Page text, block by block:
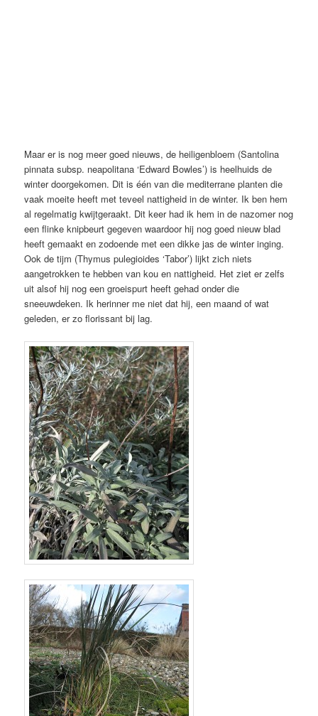
Maar er is nog meer goed nieuws, de heiligenbloem (Santolina
pinnata subsp. neapolitana ‘Edward Bowles’) is heelhuids de
winter doorgekomen. Dit is één van die mediterrane planten die
vaak moeite heeft met teveel nattigheid in de winter. Ik ben hem
al regelmatig kwijtgeraakt. Dit keer had ik hem in de nazomer nog
een flinke knipbeurt gegeven waardoor hij nog goed nieuw blad
heeft gemaakt en zodoende met een dikke jas de winter inging.
Ook de tijm (Thymus pulegioides ‘Tabor’) lijkt zich niets
aangetrokken te hebben van kou en nattigheid. Het ziet er zelfs
uit alsof hij nog een groeispurt heeft gehad onder die
sneeuwdeken. Ik herinner me niet dat hij, een maand of wat
geleden, er zo florissant bij lag.